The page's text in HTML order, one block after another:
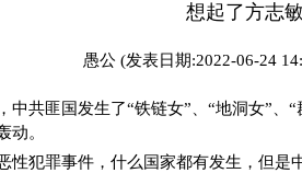
想起了方志
愚公 (发表日期:2022-06-24
共匪国发生了“铁链女”、“地洞女”、“
动。
性犯罪事件，什么国家都有发生，但是